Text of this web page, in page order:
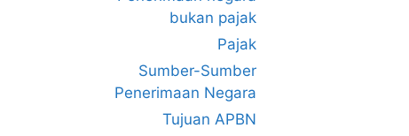
bukan pajak
Pajak
Sumber-Sumber
Penerimaan Negara
Tujuan APBN